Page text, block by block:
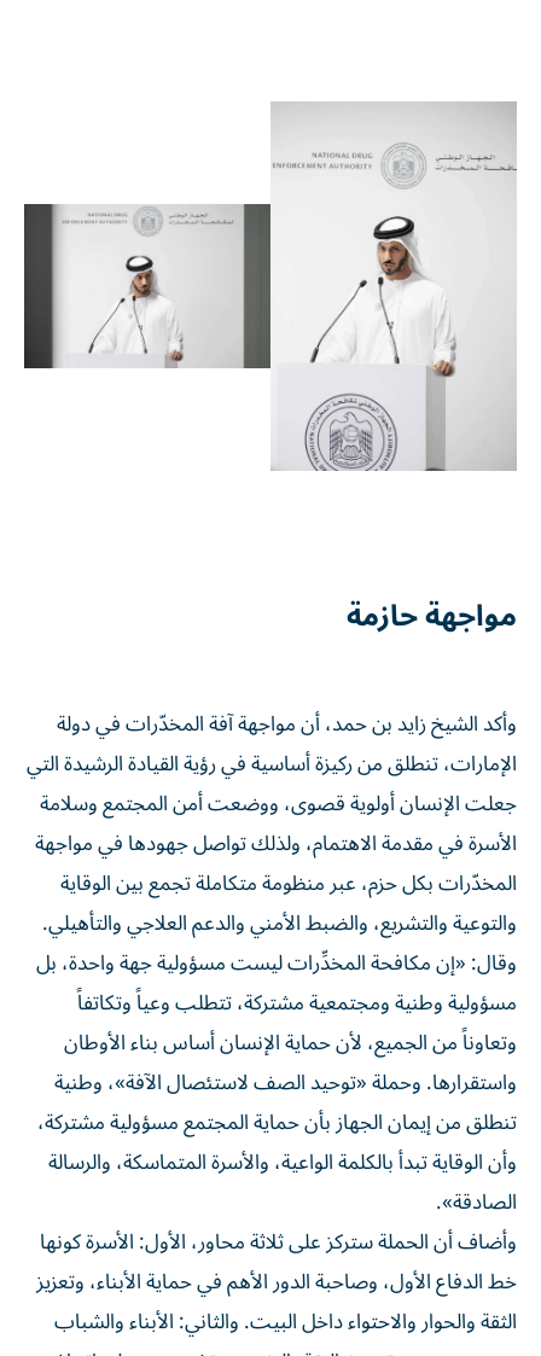
مواجهة حازمة
وأكد الشيخ زايد بن حمد، أن مواجهة آفة المخدّرات في دولة
الإمارات، تنطلق من ركيزة أساسية في رؤية القيادة الرشيدة التي
جعلت الإنسان أولوية قصوى، ووضعت أمن المجتمع وسلامة
الأسرة في مقدمة الاهتمام، ولذلك تواصل جهودها في مواجهة
المخدّرات بكل حزم، عبر منظومة متكاملة تجمع بين الوقاية
والتوعية والتشريع، والضبط الأمني والدعم العلاجي والتأهيلي.
وقال: «إن مكافحة المخدِّرات ليست مسؤولية جهة واحدة، بل
مسؤولية وطنية ومجتمعية مشتركة، تتطلب وعياً وتكاتفاً
وتعاوناً من الجميع، لأن حماية الإنسان أساس بناء الأوطان
واستقرارها. وحملة «توحيد الصف لاستئصال الآفة»، وطنية
تنطلق من إيمان الجهاز بأن حماية المجتمع مسؤولية مشتركة،
وأن الوقاية تبدأ بالكلمة الواعية، والأسرة المتماسكة، والرسالة
الصادقة».
وأضاف أن الحملة ستركز على ثلاثة محاور، الأول: الأسرة كونها
خط الدفاع الأول، وصاحبة الدور الأهم في حماية الأبناء، وتعزيز
الثقة والحوار والاحتواء داخل البيت. والثاني: الأبناء والشباب